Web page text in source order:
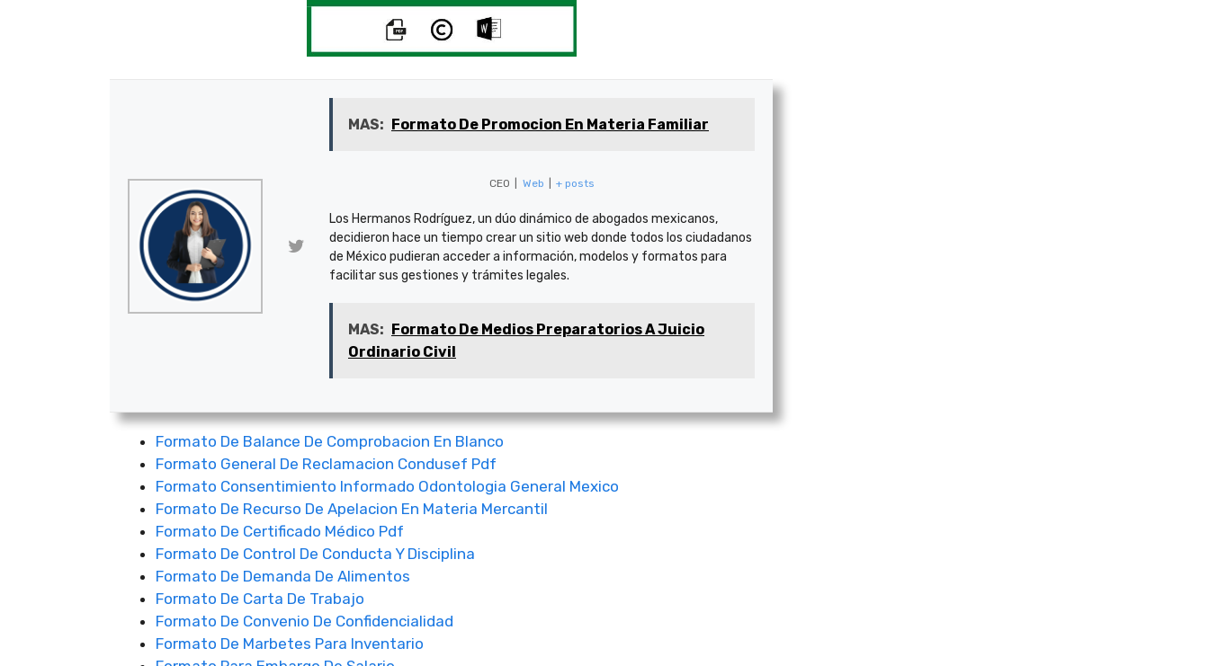
MAS: Formato De Promocion En Materia Familiar
CEO Web + posts
Los Hermanos Rodríguez, un dúo dinámico de abogados mexicanos,
decidieron hace un tiempo crear un sitio web donde todos los ciudadanos
de México pudieran acceder a información, modelos y formatos para
facilitar sus gestiones y trámites legales.
MAS: Formato De Medios Preparatorios A Juicio
Ordinario Civil
Formato De Balance De Comprobacion En Blanco
Formato General De Reclamacion Condusef Pdf
Formato Consentimiento Informado Odontologia General Mexico
Formato De Recurso De Apelacion En Materia Mercantil
Formato De Certificado Médico Pdf
Formato De Control De Conducta Y Disciplina
Formato De Demanda De Alimentos
Formato De Carta De Trabajo
Formato De Convenio De Confidencialidad
Formato De Marbetes Para Inventario